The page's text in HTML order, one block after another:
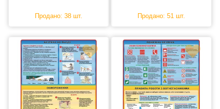
Продано: 38 шт. Продано: 51 шт.